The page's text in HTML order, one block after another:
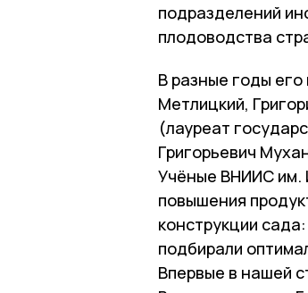
подразделений
плодоводства
В разные годы
Метлицкий,
(лауреат
Григорьевич
Учёные ВНИИС им.
повышения
конструкции
подбирали
Впервые в нашей